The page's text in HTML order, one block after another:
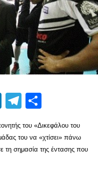
LinkedInTelegram
του «Δικεφάλου του
του να «χτίσει» πάνω
τη σημασία της έντασης που